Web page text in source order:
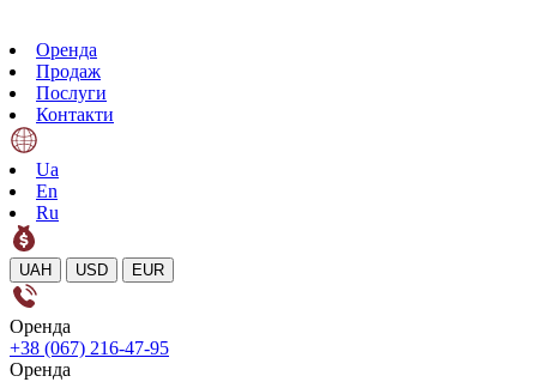
Оренда
Продаж
Послуги
Контакти
Ua
En
Ru
UAH USD EUR
Оренда
+38 (067) 216-47-95
Оренда